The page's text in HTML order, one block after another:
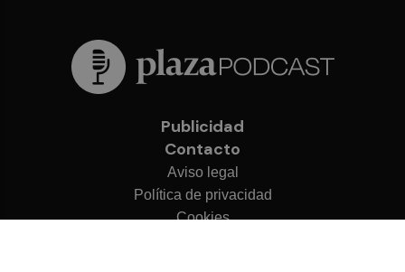
Publicidad
Contacto
Aviso legal
Política de privacidad
Cookies